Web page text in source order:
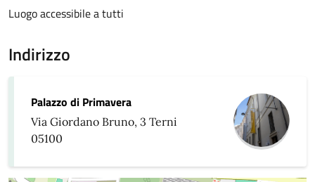
Luogo accessibile a tutti
Indirizzo
Palazzo di Primavera
Via Giordano Bruno, 3 Terni
05100